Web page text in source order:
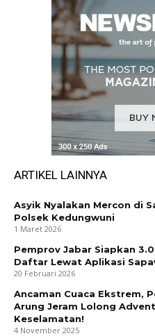
ARTIKEL LAINNYA
Asyik Nyalakan Mercon di
Polsek Kedungwuni
1 Maret 2026
Pemprov Jabar Siapkan
Daftar Lewat Aplikasi
20 Februari 2026
Ancaman Cuaca Ekstrem,
Arung Jeram Lolong
Keselamatan!
4 November 2025